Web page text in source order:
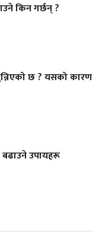
किन गर्छन् ?
छ ? यसको कारण
उपायहरू